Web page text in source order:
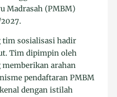
Madrasah (PMBM)
tim sosialisasi hadir
Tim dipimpin oleh
memberikan arahan
pendaftaran PMBM
dengan istilah